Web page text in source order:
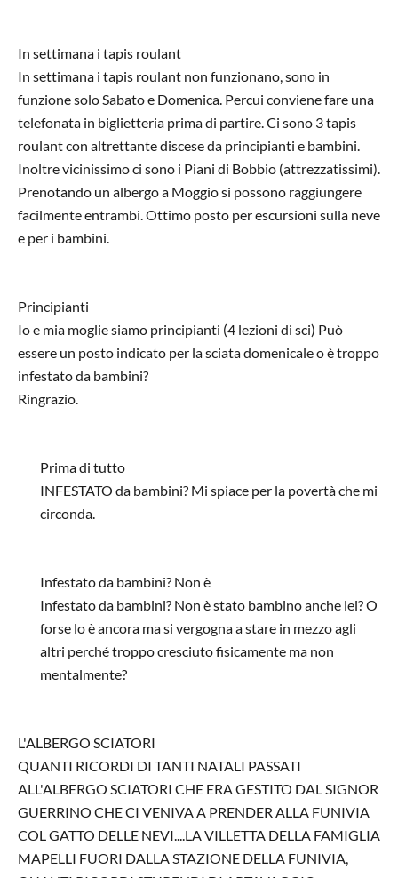
In settimana i tapis roulant
In settimana i tapis roulant non funzionano, sono in
funzione solo Sabato e Domenica. Percui conviene fare una
telefonata in biglietteria prima di partire. Ci sono 3 tapis
roulant con altrettante discese da principianti e bambini.
Inoltre vicinissimo ci sono i Piani di Bobbio (attrezzatissimi).
Prenotando un albergo a Moggio si possono raggiungere
facilmente entrambi. Ottimo posto per escursioni sulla neve
e per i bambini.
Principianti
Io e mia moglie siamo principianti (4 lezioni di sci) Può
essere un posto indicato per la sciata domenicale o è troppo
infestato da bambini?
Ringrazio.
Prima di tutto
INFESTATO da bambini? Mi spiace per la povertà che mi
circonda.
Infestato da bambini? Non è
Infestato da bambini? Non è stato bambino anche lei? O
forse lo è ancora ma si vergogna a stare in mezzo agli
altri perché troppo cresciuto fisicamente ma non
mentalmente?
L'ALBERGO SCIATORI
QUANTI RICORDI DI TANTI NATALI PASSATI
ALL'ALBERGO SCIATORI CHE ERA GESTITO DAL SIGNOR
GUERRINO CHE CI VENIVA A PRENDER ALLA FUNIVIA
COL GATTO DELLE NEVI....LA VILLETTA DELLA FAMIGLIA
MAPELLI FUORI DALLA STAZIONE DELLA FUNIVIA,